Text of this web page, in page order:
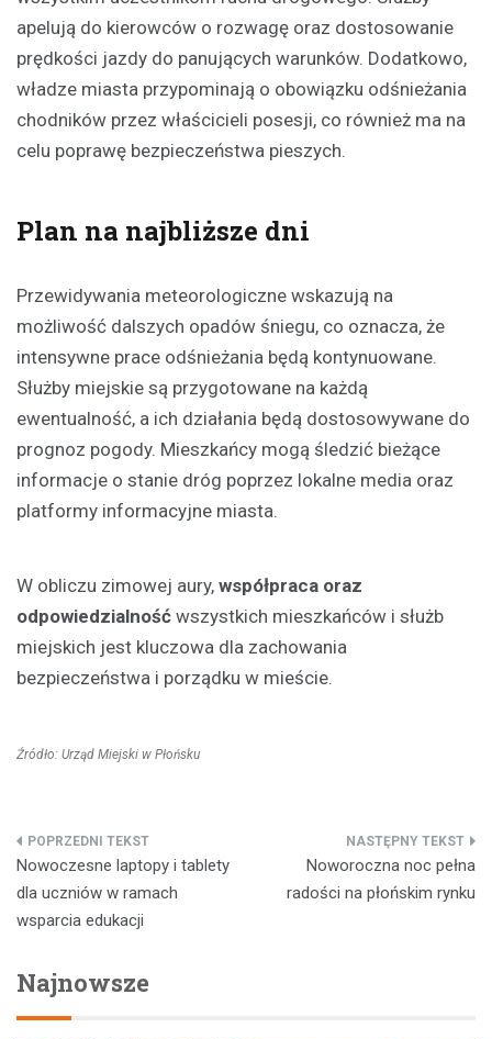
apelują do kierowców o rozwagę oraz dostosowanie
prędkości jazdy do panujących warunków. Dodatkowo,
władze miasta przypominają o obowiązku odśnieżania
chodników przez właścicieli posesji, co również ma na
celu poprawę bezpieczeństwa pieszych.
Plan na najbliższe dni
Przewidywania meteorologiczne wskazują na
możliwość dalszych opadów śniegu, co oznacza, że
intensywne prace odśnieżania będą kontynuowane.
Służby miejskie są przygotowane na każdą
ewentualność, a ich działania będą dostosowywane do
prognoz pogody. Mieszkańcy mogą śledzić bieżące
informacje o stanie dróg poprzez lokalne media oraz
platformy informacyjne miasta.
W obliczu zimowej aury, współpraca oraz
odpowiedzialność wszystkich mieszkańców i służb
miejskich jest kluczowa dla zachowania
bezpieczeństwa i porządku w mieście.
Źródło: Urząd Miejski w Płońsku
Nawigacja
wpisu
Nowoczesne laptopy i tablety
dla uczniów w ramach
wsparcia edukacji
Noworoczna noc pełna
radości na płońskim rynku
Najnowsze